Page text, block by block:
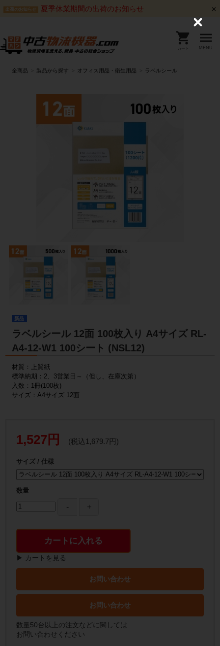
出荷のお知らせ 夏季休業期間の出荷のお知らせ
カート MENU
全商品 製品から探す オフィス用品・衛生用品 ラベルシール
新品
ラベルシール 12面 100枚入り A4サイズ RL-
A4-12-W1 100シート (NSL12)
材質：上質紙
標準納期：2、3営業日～（但し、在庫次第）
入数：1冊(100枚)
サイズ：A4サイズ 12面
1,527円 (税込1,679.7円)
サイズ / 仕様
数量
カートに入れる
▶ カートを見る
お問い合わせ
お問い合わせ
数量50台以上の注文などに関しては
お問い合わせください
C
o
s